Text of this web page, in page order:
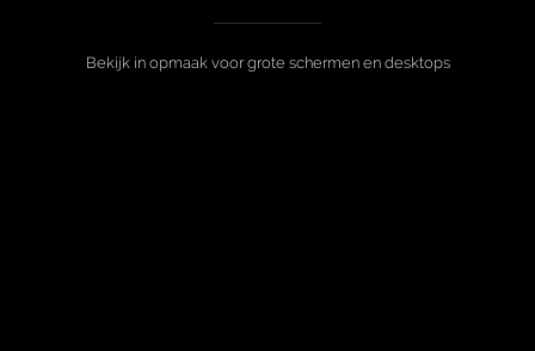
Bekijk in opmaak voor grote schermen en desktops